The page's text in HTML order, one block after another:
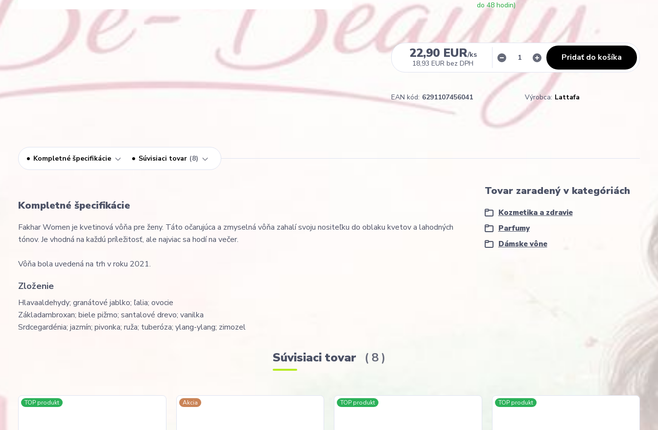
do 48 hodin)
22,90 EUR/ks
18,93 EUR bez DPH
Pridať do košíka
EAN kód: 6291107456041 Výrobca: Lattafa
Kompletné špecifikácie Súvisiaci tovar 8
Kompletné špecifikácie
Fakhar Women je kvetinová vôňa pre ženy. Táto očarujúca a zmyselná vôňa zahalí svoju nositeľku do oblaku kvetov a lahodných
tónov. Je vhodná na každú príležitosť, ale najviac sa hodí na večer.
Vôňa bola uvedená na trh v roku 2021.
Zloženie
Hlavaaldehydy; granátové jablko; ľalia; ovocie
Základambroxan; biele pižmo; santalové drevo; vanilka
Srdcegardénia; jazmín; pivonka; ruža; tuberóza; ylang-ylang; zimozel
Tovar zaradený v kategóriách
Kozmetika a zdravie
Parfumy
Dámske vône
Súvisiaci tovar 8
TOP produkt Akcia TOP produkt TOP produkt